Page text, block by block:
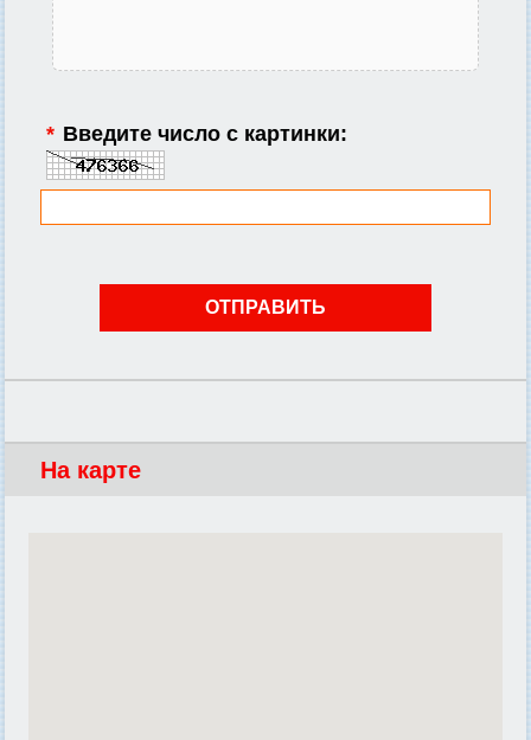
* Введите число с картинки:
На карте